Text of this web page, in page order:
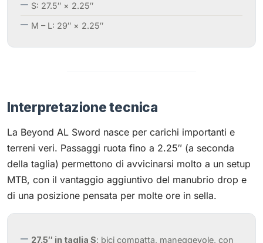
S: 27.5″ × 2.25″
M – L: 29″ × 2.25″
Interpretazione tecnica
La Beyond AL Sword nasce per carichi importanti e
terreni veri. Passaggi ruota fino a 2.25″ (a seconda
della taglia) permettono di avvicinarsi molto a un setup
MTB, con il vantaggio aggiuntivo del manubrio drop e
di una posizione pensata per molte ore in sella.
27.5″ in taglia S: bici compatta, maneggevole, con